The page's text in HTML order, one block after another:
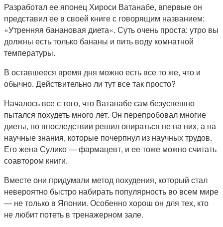
Разработал ее японец Хироси Ватанабе, впервые он
представил ее в своей книге с говорящим названием:
«Утренняя банановая диета«. Суть очень проста: утро вы
должны есть только бананы и пить воду комнатной
температуры.
В оставшееся время дня можно есть все то же, что и
обычно. Действительно ли тут все так просто?
Началось все с того, что Ватанабе сам безуспешно
пытался похудеть много лет. Он перепробовал многие
диеты, но впоследствии решил опираться не на них, а на
научные знания, которые почерпнул из научных трудов.
Его жена Сулико — фармацевт, и ее тоже можно считать
соавтором книги.
Вместе они придумали метод похудения, который стал
невероятно быстро набирать популярность во всем мире
— не только в Японии. Особенно хорош он для тех, кто
не любит потеть в тренажерном зале.